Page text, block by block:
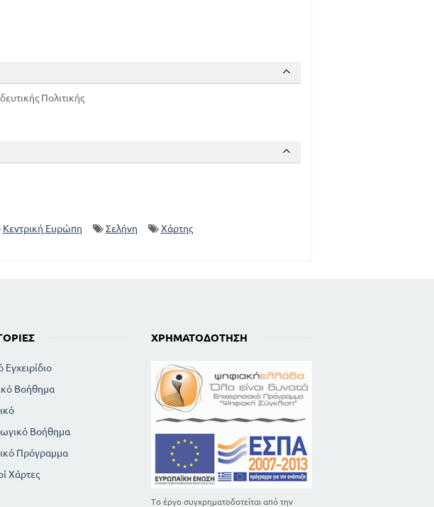
31
ΣΛΟΒΗΝΩΝ (ΝΟΤΙΟ ΣΛΑΒΙΑ)
39
41
100
104
106
109
Πολιτικής
Κεντρική Ευρώπη Σελήνη Χάρτης
Εγχειρίδιο
Βοήθημα
Βοήθημα
Πρόγραμμα
Χάρτες
ΧΡΗΜΑΤΟΔΌΤΗΣΗ
Το έργο συγχρηματοδοτείται από την